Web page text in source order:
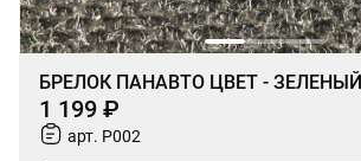
БРЕЛОК ПАНАВТО ЦВЕТ - ЗЕЛЕНЫЙ
1 199 ₽
арт. P002